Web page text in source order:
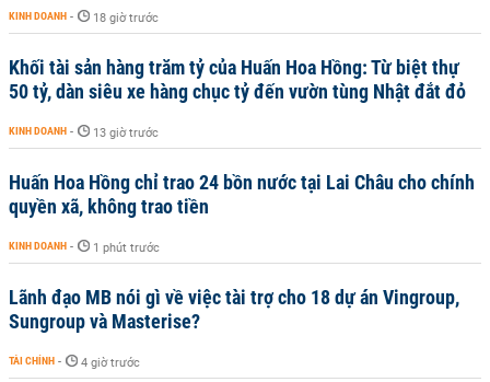
KINH DOANH - 18 giờ trước
Khối tài sản hàng trăm tỷ của Huấn Hoa Hồng: Từ biệt thự
50 tỷ, dàn siêu xe hàng chục tỷ đến vườn tùng Nhật đắt đỏ
KINH DOANH - 13 giờ trước
Huấn Hoa Hồng chỉ trao 24 bồn nước tại Lai Châu cho chính
quyền xã, không trao tiền
KINH DOANH - 1 phút trước
Lãnh đạo MB nói gì về việc tài trợ cho 18 dự án Vingroup,
Sungroup và Masterise?
TÀI CHÍNH - 4 giờ trước